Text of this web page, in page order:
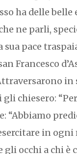
ha delle belle
ne parli,
pace
Francesco
chiesero:
“Abbiamo
in
occhi a chi è